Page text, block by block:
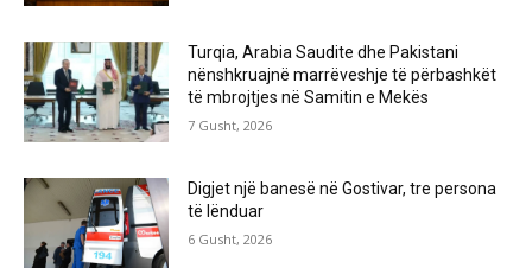
Turqia, Arabia Saudite dhe Pakistani
nënshkruajnë marrëveshje të përbashkët
të mbrojtjes në Samitin e Mekës
7 Gusht, 2026
Digjet një banesë në Gostivar, tre persona
të lënduar
6 Gusht, 2026